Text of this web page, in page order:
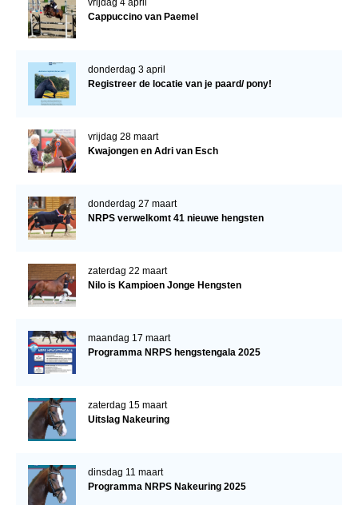
vrijdag 4 april
Cappuccino van Paemel
donderdag 3 april
Registreer de locatie van je paard/ pony!
vrijdag 28 maart
Kwajongen en Adri van Esch
donderdag 27 maart
NRPS verwelkomt 41 nieuwe hengsten
zaterdag 22 maart
Nilo is Kampioen Jonge Hengsten
maandag 17 maart
Programma NRPS hengstengala 2025
zaterdag 15 maart
Uitslag Nakeuring
dinsdag 11 maart
Programma NRPS Nakeuring 2025